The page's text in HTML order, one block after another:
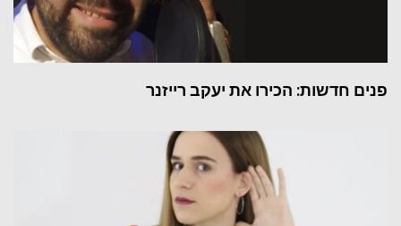
פנים חדשות: הכירו את יעקב רייזנר